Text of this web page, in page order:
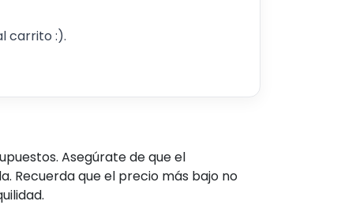
carrito :).
Asegúrate de que el
Recuerda que el precio más bajo no